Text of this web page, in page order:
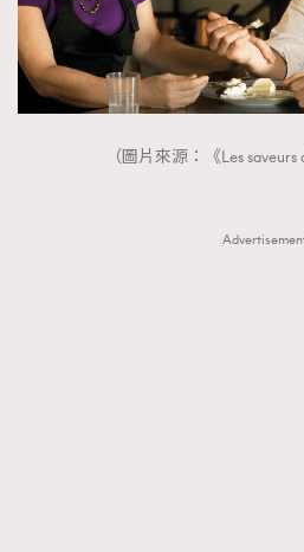
（圖片來源：《Les saveurs